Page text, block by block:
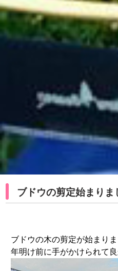
ブドウの剪定始まりま
ブドウの木の剪定が始まりま
年明け前に手がかけられて良